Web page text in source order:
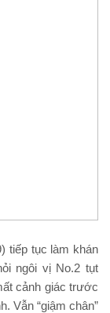
tiếp tục làm khán
ngôi vị No.2 tụt
cảnh giác trước
Vẫn “giậm chân”